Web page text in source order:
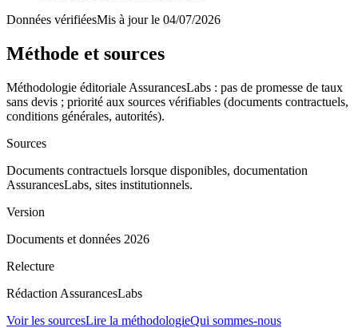
Données vérifiéesMis à jour le 04/07/2026
Méthode et sources
Méthodologie éditoriale AssurancesLabs : pas de promesse de taux
sans devis ; priorité aux sources vérifiables (documents contractuels,
conditions générales, autorités).
Sources
Documents contractuels lorsque disponibles, documentation
AssurancesLabs, sites institutionnels.
Version
Documents et données 2026
Relecture
Rédaction AssurancesLabs
Voir les sourcesLire la méthodologieQui sommes-nous